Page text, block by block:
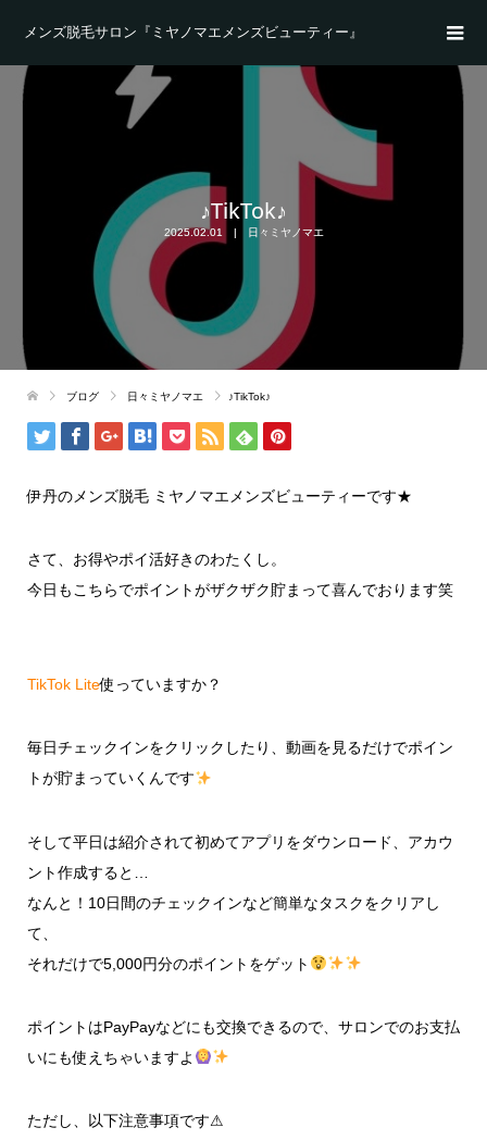
メンズ脱毛サロン『ミヤノマエメンズビューティー』
♪TikTok♪
2025.02.01 日々ミヤノマエ
ブログ 日々ミヤノマエ ♪TikTok♪
伊丹のメンズ脱毛 ミヤノマエメンズビューティーです★
さて、お得やポイ活好きのわたくし。
今日もこちらでポイントがザクザク貯まって喜んでおります笑
TikTok Lite使っていますか？
毎日チェックインをクリックしたり、動画を見るだけでポイン
トが貯まっていくんです
そして平日は紹介されて初めてアプリをダウンロード、アカウ
ント作成すると…
なんと！10日間のチェックインなど簡単なタスクをクリアし
て、
それだけで5,000円分のポイントをゲット
ポイントはPayPayなどにも交換できるので、サロンでのお支払
いにも使えちゃいますよ
ただし、以下注意事項です⚠